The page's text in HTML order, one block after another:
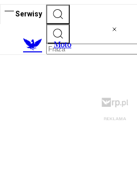
Serwisy
Moto